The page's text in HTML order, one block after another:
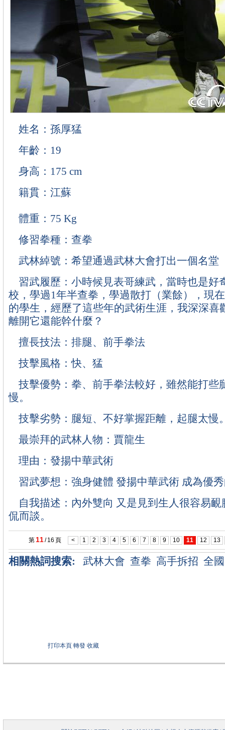
姓名：孫厚猛
年齡：19
身高：175 cm
籍貫：江蘇
體重：75 Kg
修習拳種：查拳
武林綽號：希望通過武林大會打出一個名堂
習武履歷：小時候見表哥練武，當時也是好
校，學過1年半查拳，學過散打（業餘），現
的學生，經歷了這些年的武術生涯，我深深喜
離開它還能幹什麼？
擅長技法：排腿、前手拳法
技擊風格：快、猛
技擊優勢：拳、前手拳法較好，雖然能打些
慢。
技擊劣勢：腿短、不好掌握距離，起腿太慢
最崇拜的武林人物：賈龍生
理由：發揚中華武術
習武夢想：強身健體 發揚中華武術 成為優
自我描述：內外雙向 又是見到生人很容易靦
侃而談。
第 11/ 16 頁 < 1 2 3 4 5 6 7 8 9 10 11 12 13
相關熱詞搜索: 武林大會 查拳 高手拆招 全
打印本頁 轉發 收藏